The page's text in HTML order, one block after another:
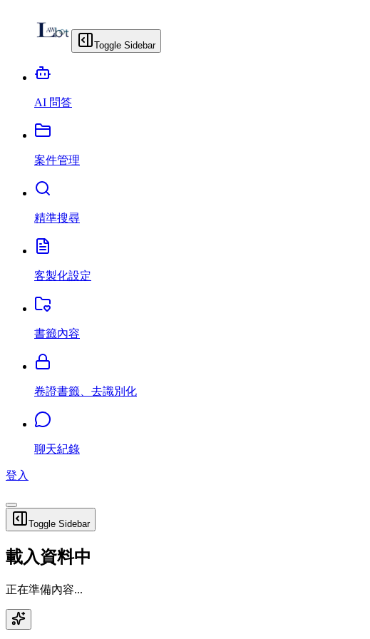
Toggle Sidebar
AI 問答
案件管理
精準搜尋
客製化設定
書籤內容
卷證書籤、去識別化
聊天紀錄
登入
Toggle Sidebar
載入資料中
正在準備內容...